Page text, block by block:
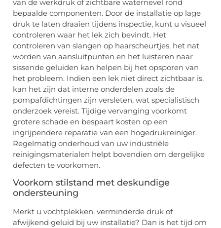
van de werkdruk of zichtbare waternevel rond
bepaalde componenten. Door de installatie op lage
druk te laten draaien tijdens inspectie, kunt u visueel
controleren waar het lek zich bevindt. Het
controleren van slangen op haarscheurtjes, het nat
worden van aansluitpunten en het luisteren naar
sissende geluiden kan helpen bij het opsporen van
het probleem. Indien een lek niet direct zichtbaar is,
kan het zijn dat interne onderdelen zoals de
pompafdichtingen zijn versleten, wat specialistisch
onderzoek vereist. Tijdige vervanging voorkomt
grotere schade en bespaart kosten op een
ingrijpendere reparatie van een hogedrukreiniger.
Regelmatig onderhoud van uw industriële
reinigingsmaterialen helpt bovendien om dergelijke
defecten te voorkomen.
Voorkom stilstand met deskundige
ondersteuning
Merkt u vochtplekken, verminderde druk of
afwijkend geluid bij uw installatie? Dan is het tijd om